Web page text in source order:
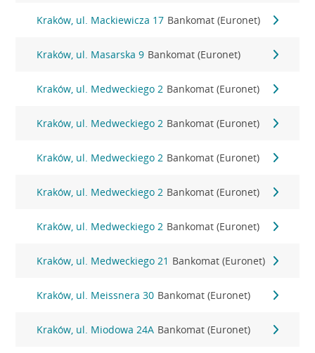
Kraków, ul. Mackiewicza 17 Bankomat (Euronet)
Kraków, ul. Masarska 9 Bankomat (Euronet)
Kraków, ul. Medweckiego 2 Bankomat (Euronet)
Kraków, ul. Medweckiego 2 Bankomat (Euronet)
Kraków, ul. Medweckiego 2 Bankomat (Euronet)
Kraków, ul. Medweckiego 2 Bankomat (Euronet)
Kraków, ul. Medweckiego 2 Bankomat (Euronet)
Kraków, ul. Medweckiego 21 Bankomat (Euronet)
Kraków, ul. Meissnera 30 Bankomat (Euronet)
Kraków, ul. Miodowa 24A Bankomat (Euronet)